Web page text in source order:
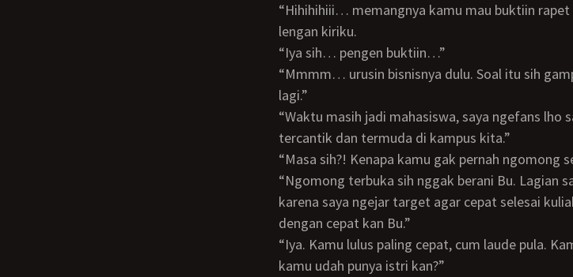
“Hihihihiii… memangnya kamu mau buktiin rapet nggaknya?” Bu Emi mencubit
lengan kiriku.
“Iya sih… pengen buktiin…”
“Mmmm… urusin bisnisnya dulu. Soal itu sih gampang. Mumpung saya belum merit
lagi.”
“Waktu masih jadi mahasiswa, saya ngefans lho sama Ibu. Soalnya Ibu dosen
tercantik dan termuda di kampus kita.”
“Masa sih?! Kenapa kamu gak pernah ngomong
“Ngomong terbuka sih nggak berani Bu. Lagian saat itu saya sedang konsen kuliah,
karena saya ngejar target agar cepat selesai
dengan cepat kan Bu.”
“Iya. Kamu lulus paling cepat, cum laude pula. Kamu memang hebat. Tapi sekarang
kamu udah punya istri kan?”